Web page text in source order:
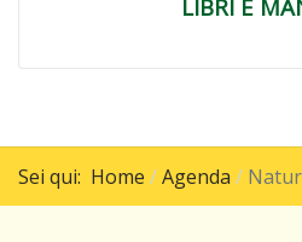
LIBRI E
Sei qui: Home Agenda